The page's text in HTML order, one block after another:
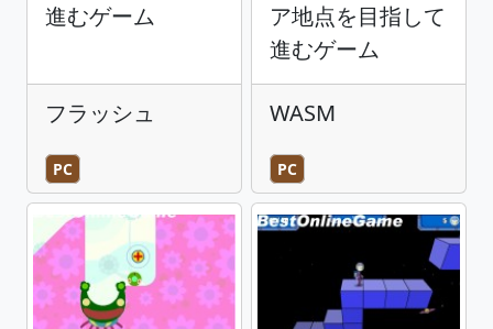
進むゲーム
フラッシュ
PC
ア地点を目指して
進むゲーム
WASM
PC